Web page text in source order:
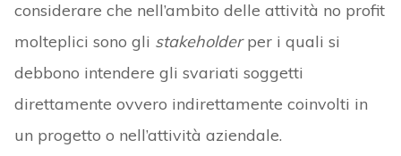
considerare che nell’ambito delle attività no profit
molteplici sono gli stakeholderper i quali si
debbono intendere gli svariati soggetti
direttamente ovvero indirettamente coinvolti in
un progetto o nell’attività aziendale.